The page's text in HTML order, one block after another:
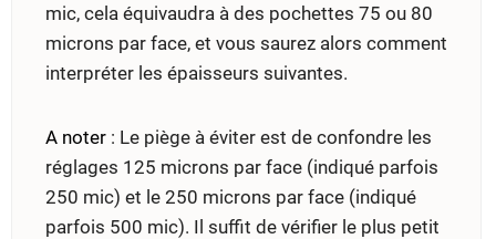
mic, cela équivaudra à des pochettes 75 ou 80
microns par face, et vous saurez alors comment
interpréter les épaisseurs suivantes.
A noter : Le piège à éviter est de confondre les
réglages 125 microns par face (indiqué parfois
250 mic) et le 250 microns par face (indiqué
parfois 500 mic). Il suffit de vérifier le plus petit